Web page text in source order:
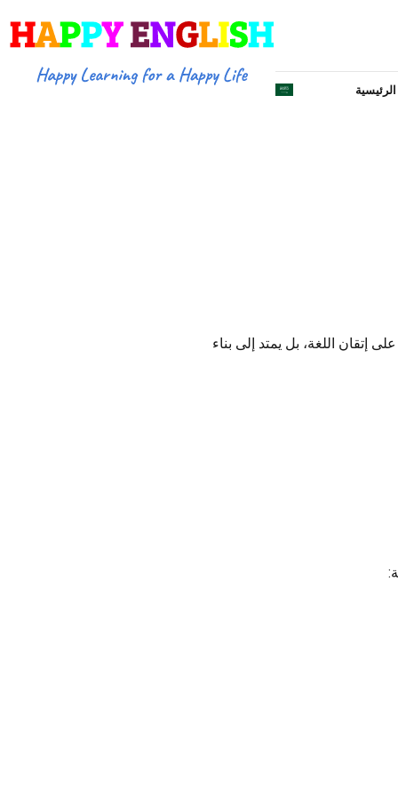
إتقان اللغة، بل يمتد إلى بناء